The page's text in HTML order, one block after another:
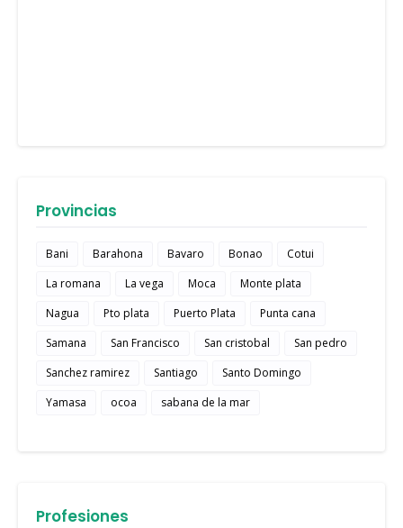
Provincias
Bani Barahona Bavaro Bonao
Cotui
La romana
La vega Moca
Monte plata
Nagua
Pto plata Puerto Plata
Punta cana
Samana
San Francisco San cristobal
San pedro
Sanchez ramirez
Santiago
Santo Domingo
Yamasa
ocoa sabana de la mar
Profesiones